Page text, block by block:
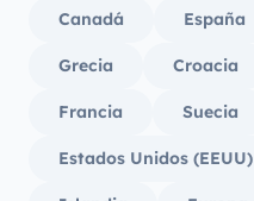
Canadá España
Grecia Croacia
Francia Suecia
Estados Unidos (EEUU)